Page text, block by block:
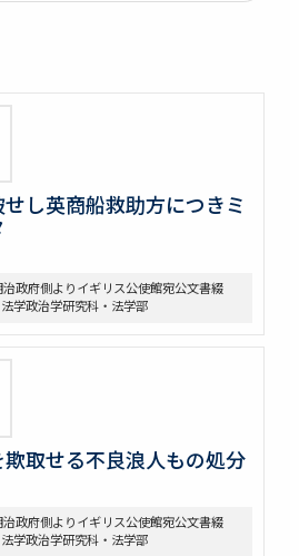
書 第1巻]
]
交ぜ]
]
]
]
]
し英商船救助方につきミ
政府側よりイギリス公使館宛公文書綴
学政治学研究科・法学部
取せる不良浪人もの処分
政府側よりイギリス公使館宛公文書綴
学政治学研究科・法学部